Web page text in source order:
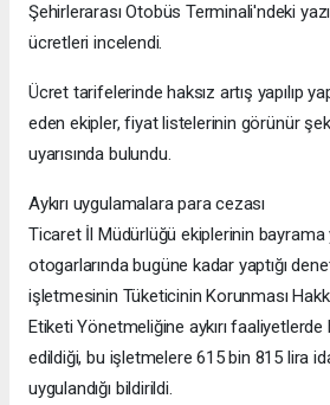
Şehirlerarası Otobüs Terminali'ndeki
ücretleri incelendi.
Ücret tarifelerinde haksız artış yapılıp
eden ekipler, fiyat listelerinin görünür
uyarısında bulundu.
Aykırı uygulamalara para cezası
Ticaret İl Müdürlüğü ekiplerinin bayrama
otogarlarında bugüne kadar yaptığı
işletmesinin Tüketicinin Korunması
Etiketi Yönetmeliğine aykırı
edildiği, bu işletmelere 615 bin 815 lira
uygulandığı bildirildi.